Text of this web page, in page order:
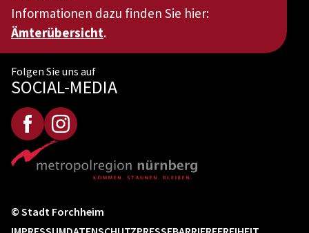
Informationen dazu finden Sie hier:
Ämterübersicht.
Folgen Sie uns auf
SOCIAL-MEDIA
© Stadt Forchheim